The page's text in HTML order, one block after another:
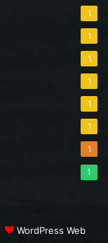
1
1
1
1
1
1
1
1
WordPress Web